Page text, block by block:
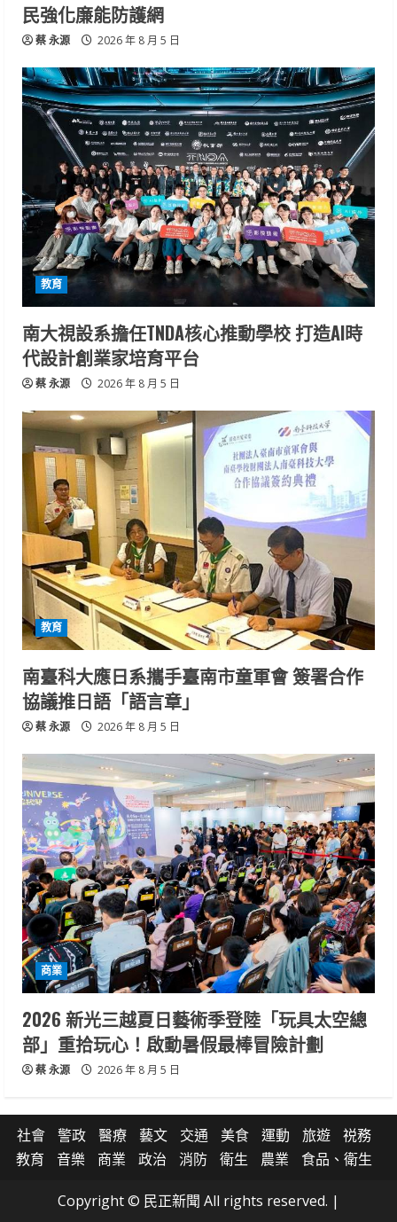
民強化廉能防護網
蔡 永源 2026 年 8 月 5 日
教育
南大視設系擔任TNDA核心推動學校 打造AI時
代設計創業家培育平台
蔡 永源 2026 年 8 月 5 日
教育
南臺科大應日系攜手臺南市童軍會 簽署合作
協議推日語「語言章」
蔡 永源 2026 年 8 月 5 日
商業
2026 新光三越夏日藝術季登陸「玩具太空總
部」重拾玩心！啟動暑假最棒冒險計劃
蔡 永源 2026 年 8 月 5 日
社會 警政 醫療 藝文 交通 美食 運動 旅遊
祱務
教育
音樂 商業 政治 消防 衛生 農業 食品、衛生
Copyright © 民正新聞 All rights reserved. |